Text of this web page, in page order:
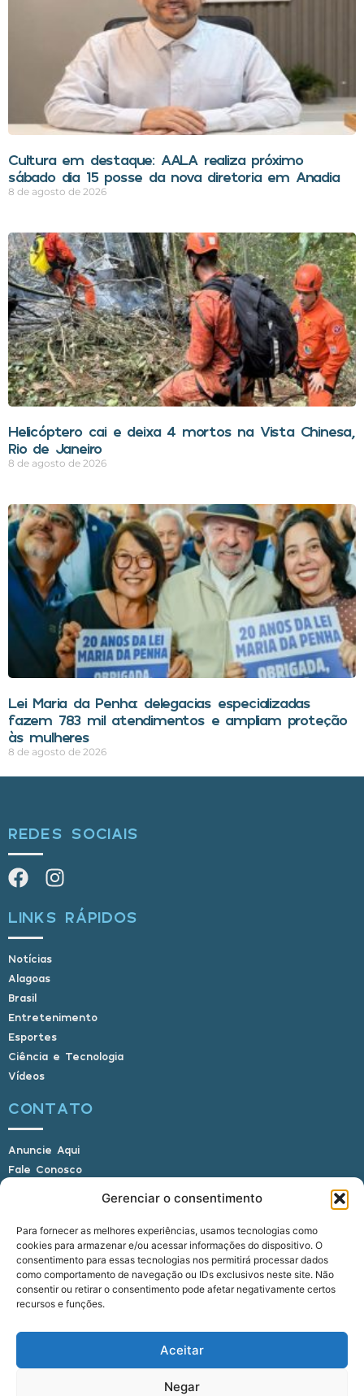
Gerenciar o consentimento
Para fornecer as melhores experiências, usamos tecnologias como
cookies para armazenar e/ou acessar informações do dispositivo. O
consentimento para essas tecnologias nos permitirá processar dados
como comportamento de navegação ou IDs exclusivos neste site. Não
consentir ou retirar o consentimento pode afetar negativamente certos
recursos e funções.
Aceitar
Negar
Cultura em destaque: AALA realiza próximo
sábado dia 15 posse da nova diretoria em Anadia
8 de agosto de 2026
Helicóptero cai e deixa 4 mortos na Vista Chinesa,
Rio de Janeiro
8 de agosto de 2026
Lei Maria da Penha: delegacias especializadas
fazem 783 mil atendimentos e ampliam proteção
às mulheres
8 de agosto de 2026
REDES SOCIAIS
LINKS RÁPIDOS
Notícias
Alagoas
Brasil
Entretenimento
Esportes
Ciência e Tecnologia
Vídeos
CONTATO
Anuncie Aqui
Fale Conosco
E-mail: alagoasbrasilnoticias@gmail.com
Telefone: (82) 9 9691-0391 (Whatsapp)
Responsável Técnico: Crysthyan Carlos
Rua do Sau - Centro - Anadia - AL - CEP:
© 2022 - 2026 Alagoas Brasil Notícias. Todos os